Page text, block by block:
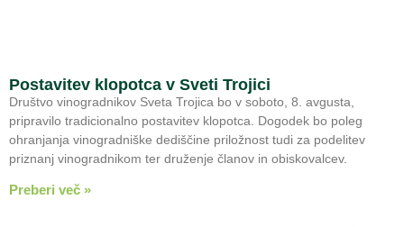
Postavitev klopotca v Sveti Trojici
Društvo vinogradnikov Sveta Trojica bo v soboto, 8. avgusta,
pripravilo tradicionalno postavitev klopotca. Dogodek bo poleg
ohranjanja vinogradniške dediščine priložnost tudi za podelitev
priznanj vinogradnikom ter druženje članov in obiskovalcev.
Preberi več »